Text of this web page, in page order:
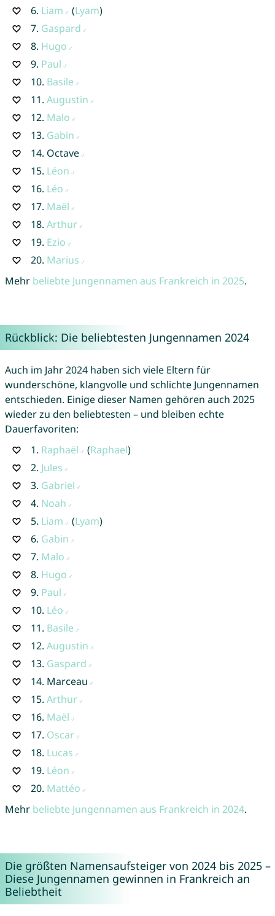
6. Liam (Lyam)
7. Gaspard
8. Hugo
9. Paul
10. Basile
11. Augustin
12. Malo
13. Gabin
14. Octave
15. Léon
16. Léo
17. Maël
18. Arthur
19. Ezio
20. Marius
Mehr beliebte Jungennamen aus Frankreich in 2025.
Rückblick: Die beliebtesten Jungennamen 2024
Auch im Jahr 2024 haben sich viele Eltern für
wunderschöne, klangvolle und schlichte Jungennamen
entschieden. Einige dieser Namen gehören auch 2025
wieder zu den beliebtesten – und bleiben echte
Dauerfavoriten:
1. Raphaël (Raphael)
2. Jules
3. Gabriel
4. Noah
5. Liam (Lyam)
6. Gabin
7. Malo
8. Hugo
9. Paul
10. Léo
11. Basile
12. Augustin
13. Gaspard
14. Marceau
15. Arthur
16. Maël
17. Oscar
18. Lucas
19. Léon
20. Mattéo
Mehr beliebte Jungennamen aus Frankreich in 2024.
Die größten Namensaufsteiger von 2024 bis 2025 –
Diese Jungennamen gewinnen in Frankreich an
Beliebtheit